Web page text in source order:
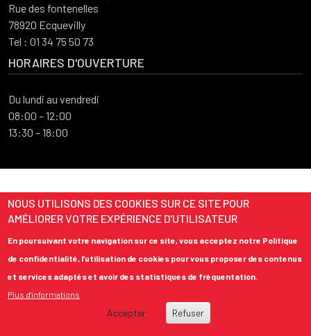
Rue des fontenelles
78920 Ecquevilly
Tel : 01 34 75 50 73
HORAIRES D'OUVERTURE
Du lundi au vendredi
08:00 – 12:00
13:30 – 18:00
NOUS UTILISONS DES COOKIES SUR CE SITE POUR
AMÉLIORER VOTRE EXPÉRIENCE D'UTILISATEUR
En poursuivant votre navigation sur ce site, vous acceptez notre Politique
de confidentialité, l’utilisation de cookies pour vous proposer des contenus
et services adaptés et avoir des statistiques de fréquentation.
Plus d'informations
Accepter Refuser